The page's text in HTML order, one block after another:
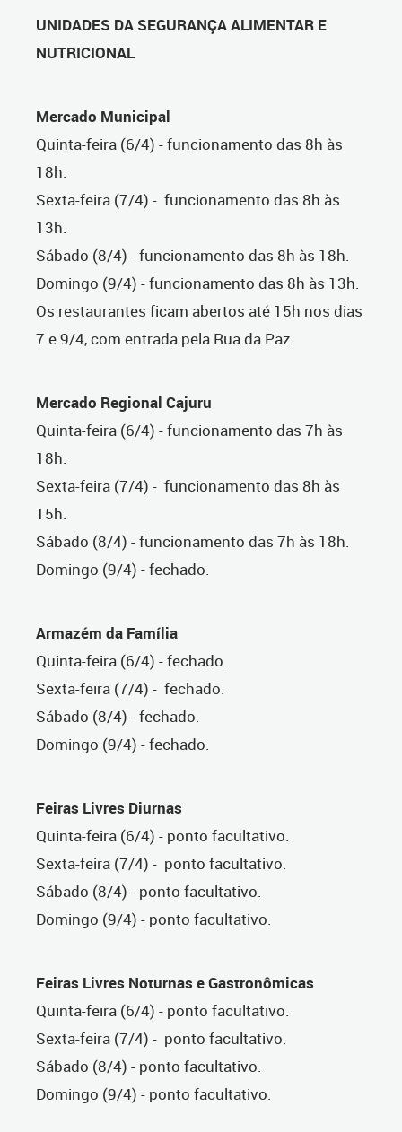
UNIDADES DA SEGURANÇA ALIMENTAR E
NUTRICIONAL
Mercado Municipal
Quinta-feira (6/4) - funcionamento das 8h às
18h.
Sexta-feira (7/4) - funcionamento das 8h às
13h.
Sábado (8/4) - funcionamento das 8h às 18h.
Domingo (9/4) - funcionamento das 8h às 13h.
Os restaurantes ficam abertos até 15h nos dias
7 e 9/4, com entrada pela Rua da Paz.
Mercado Regional Cajuru
Quinta-feira (6/4) - funcionamento das 7h às
18h.
Sexta-feira (7/4) - funcionamento das 8h às
15h.
Sábado (8/4) - funcionamento das 7h às 18h.
Domingo (9/4) - fechado.
Armazém da Família
Quinta-feira (6/4) - fechado.
Sexta-feira (7/4) - fechado.
Sábado (8/4) - fechado.
Domingo (9/4) - fechado.
Feiras Livres Diurnas
Quinta-feira (6/4) - ponto facultativo.
Sexta-feira (7/4) - ponto facultativo.
Sábado (8/4) - ponto facultativo.
Domingo (9/4) - ponto facultativo.
Feiras Livres Noturnas e Gastronômicas
Quinta-feira (6/4) - ponto facultativo.
Sexta-feira (7/4) - ponto facultativo.
Sábado (8/4) - ponto facultativo.
Domingo (9/4) - ponto facultativo.